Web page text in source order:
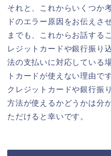
それと、これからいくつか
ドのエラー原因をお伝えさ
までも、これからお話する
レジットカードや銀行振り
法の支払いに対応している
トカードが使えない理由で
クレジットカードや銀行振
方法が使えるかどうかは分
ただけると幸いです。